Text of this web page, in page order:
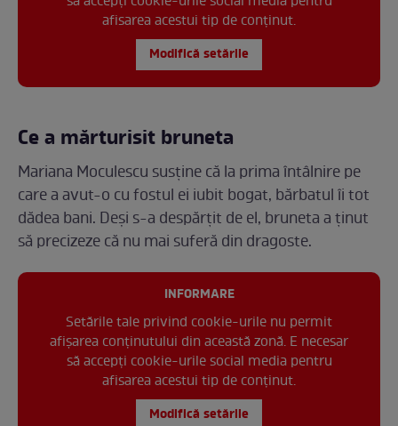
afisarea acestui tip de conținut.
Modifică setările
Ce a mărturisit bruneta
Mariana Moculescu susține că la prima întâlnire pe
care a avut-o cu fostul ei iubit bogat, bărbatul îi tot
dădea bani. Deși s-a despărțit de el, bruneta a ținut
să precizeze că nu mai suferă din dragoste.
INFORMARE
Setările tale privind cookie-urile nu permit
afișarea conținutului din această zonă. E necesar
să accepți cookie-urile social media pentru
afisarea acestui tip de conținut.
Modifică setările